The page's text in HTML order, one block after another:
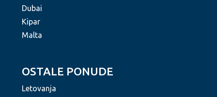
Dubai
Kipar
Malta
OSTALE PONUDE
Letovanja